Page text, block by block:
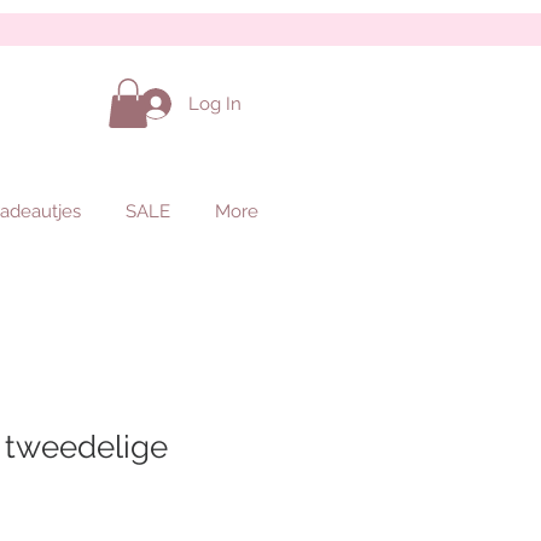
Log In
SALE More
tweedelige